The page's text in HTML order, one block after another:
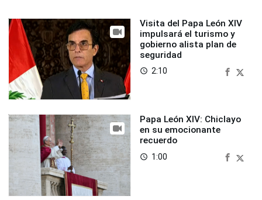
Visita del Papa León XIV
impulsará el turismo y
gobierno alista plan de
seguridad
access_time 2:10
Papa León XIV: Chiclayo
en su emocionante
recuerdo
access_time 1:00